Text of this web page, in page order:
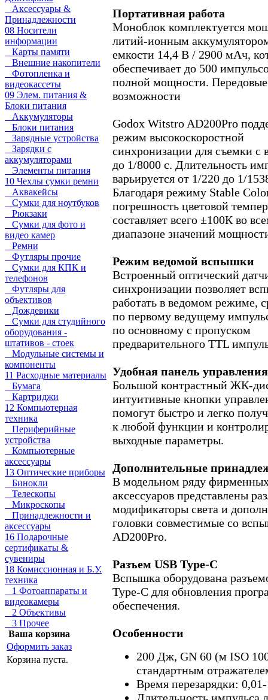
Аксессуары &
Принадлежности
08 Носители
информации
Карты памяти
Внешние накопители
Фотопленка и
видеокассеты
09 Элем. питания &
Блоки питания
Аккумуляторы
Блоки питания
Зарядные устройства
Зарядки с
аккумуляторами
Элементы питания
10 Чехлы сумки ремни
Аквакейсы
Сумки для ноутбуков
Рюкзаки
Сумки для фото и
видео камер
Ремни
Футляры прочие
Сумки для КПК и
телефонов
Футляры для
объективов
Дождевики
Сумки для студийного
оборудования -
штативов - стоек
Модульные системы и
компоненты
11 Расходные материалы
Бумага
Картриджи
12 Компьютерная
техника
Периферийные
устройства
Компьютерные
аксессуары
13 Оптические приборы
Бинокли
Телескопы
Микроскопы
Принадлежности и
аксессуары
16 Подарочные
сертификаты &
сувениры
18 Комиссионная и Б.У.
техника
1 Фотоаппараты и
видеокамеры
2 Объективы
3 Прочее
Ваша корзина
Оформить заказ
Корзина пуста.
Портативная работа
Моноблок комплектуется
литий-ионным
емкости 14,4 В / 2900 мАч,
обеспечивает до 500
полной мощности. Передовые
возможности
Godox Witstro AD200Pro
режим высокоскоростной
синхронизации для съемки с
до 1/8000 с. Длительность
варьируется от 1/220 до 1/
Благодаря режиму Stable
погрешность цветовой
составляет всего ±100К во
диапазоне значений
Режим ведомой вспышки
Встроенный оптический
синхронизации позволяет
работать в ведомом режиме,
по первому ведущему
по основному с пропуском
предварительного TTL
Удобная панель управления
Большой контрастный ЖК-
интуитивные кнопки
помогут быстро и легко
к любой функции и
выходные параметры.
Дополнительные
В модельном ряду
аксессуаров представлены
модификаторы света и
головки совместимые со
AD200Pro.
Разъем USB Type-C
Вспышка оборудована
Type-C для обновления
обеспечения.
Особенности
200 Дж, GN 60 (м ISO
стандартным
Время перезарядки: